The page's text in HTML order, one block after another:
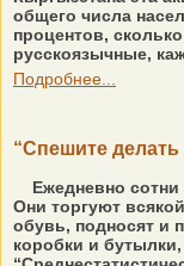
общего числа
процентов,
русскоязычные,
Подробнее...
“Спешите делать
Ежедневно
Они торгуют
обувь, подносят и
коробки и